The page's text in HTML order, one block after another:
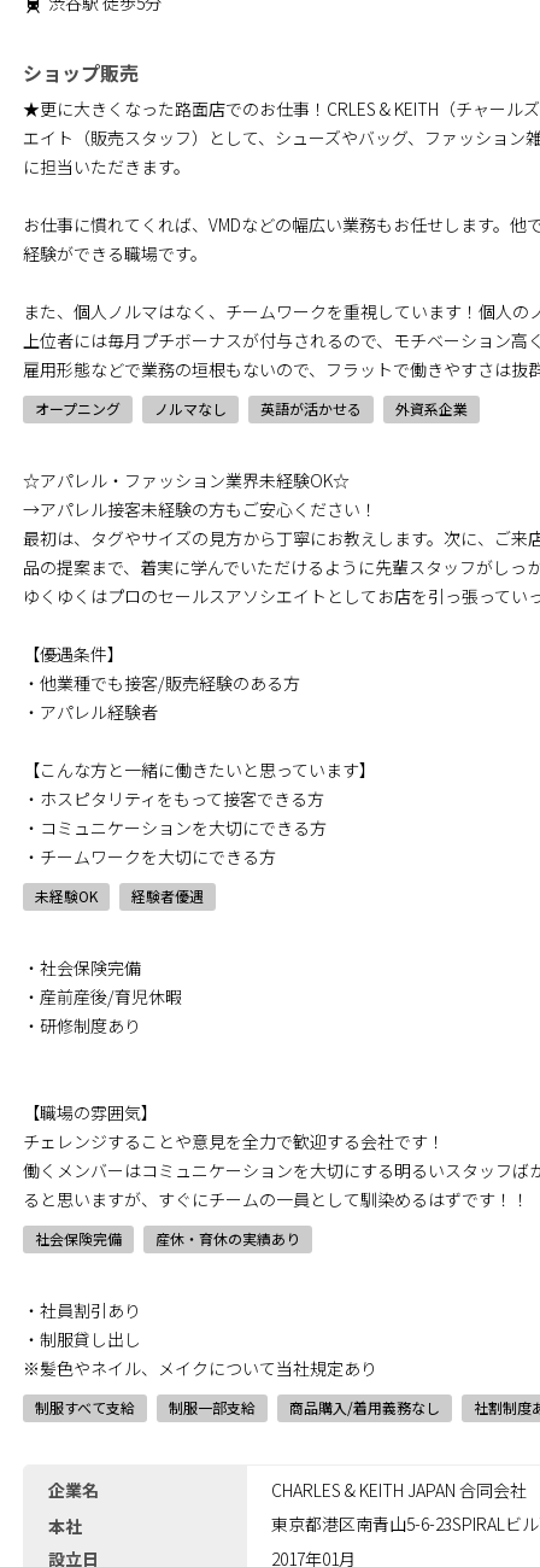
ショップ販売
★更に大きくなった路面店でのお仕事！CRLES & KEITH（チャール
エイト（販売スタッフ）として、シューズやバッグ、ファッション
に担当いただきます。
お仕事に慣れてくれば、VMDなどの幅広い業務もお任せします。他
経験ができる職場です。
また、個人ノルマはなく、チームワークを重視しています！個人の
上位者には毎月プチボーナスが付与されるので、モチベーション高
雇用形態などで業務の垣根もないので、フラットで働きやすさは抜
オープニング ノルマなし 英語が活かせる 外資系企業
☆アパレル・ファッション業界未経験OK☆
→アパレル接客未経験の方もご安心ください！
最初は、タグやサイズの見方から丁寧にお教えします。次に、ご来
品の提案まで、着実に学んでいただけるように先輩スタッフがしっ
ゆくゆくはプロのセールスアソシエイトとしてお店を引っ張ってい
【優遇条件】
・他業種でも接客/販売経験のある方
・アパレル経験者
【こんな方と一緒に働きたいと思っています】
・ホスピタリティをもって接客できる方
・コミュニケーションを大切にできる方
・チームワークを大切にできる方
未経験OK 経験者優遇
・社会保険完備
・産前産後/育児休暇
・研修制度あり
【職場の雰囲気】
チェレンジすることや意見を全力で歓迎する会社です！
働くメンバーはコミュニケーションを大切にする明るいスタッフば
ると思いますが、すぐにチームの一員として馴染めるはずです！！
社会保険完備 産休・育休の実績あり
・社員割引あり
・制服貸し出し
※髪色やネイル、メイクについて当社規定あり
制服すべて支給 制服一部支給 商品購入/着用義務なし 社割制度
企業名
CHARLES & KEITH JAPAN 合同会社
本社
東京都港区南青山5-6-23SPIRALビ
設立日
2017年01月